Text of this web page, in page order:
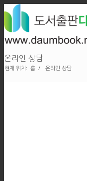
온라인 상담
현재 위치: 홈 / 온라인 상담